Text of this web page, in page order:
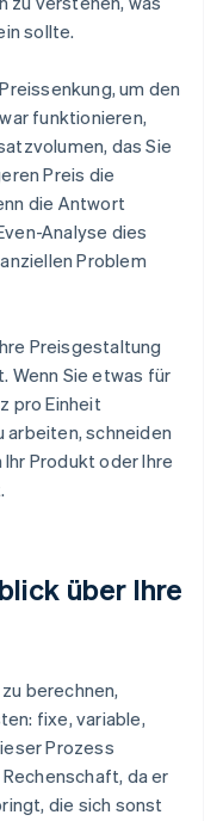
sollte.
um den
funktionieren,
das Sie
Preis die
die Antwort
Analyse dies
Problem
Preisgestaltung
Sie etwas für
pro Einheit
schneiden
Produkt oder Ihre
über Ihre
berechnen,
fixe, variable,
Prozess
da er
die sich sonst